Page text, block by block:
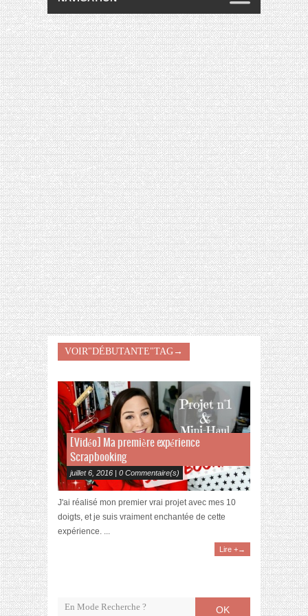
RECETTES RISOTTO
VOIR"DÉBUTANTE"TAG→
[Vidéo] Ma première expérience
Scrapbooking
juillet 6, 2016 | 0 Commentaire(s)
J'ai réalisé mon premier vrai projet avec mes 10
doigts, et je suis vraiment enchantée de cette
expérience. ...
Lire +→
OK